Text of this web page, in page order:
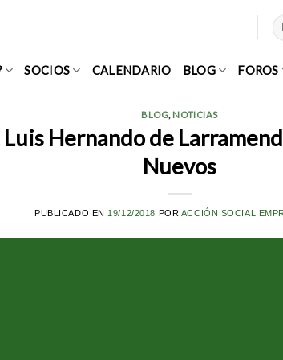
SOCIOS CALENDARIO BLOG FOROS
BLOG, NOTICIAS
Hernando de
Nuevos
PUBLICADO EN 19/12/2018 POR ACCIÓN SOCIAL